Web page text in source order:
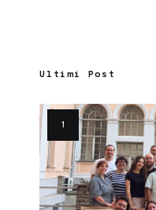
Ultimi Post